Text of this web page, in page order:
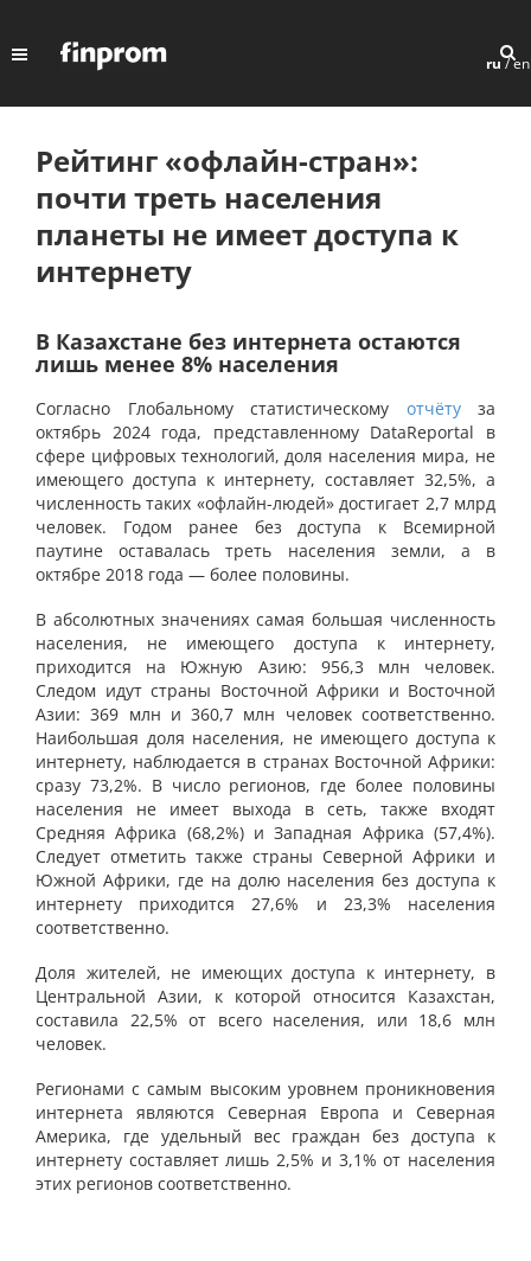
ru/en
Рейтинг «офлайн-стран»:
почти треть населения
планеты не имеет доступа к
интернету
В Казахстане без интернета остаются
лишь менее 8% населения
Согласно Глобальному статистическому отчётуза
октябрь 2024 года, представленному DataReportal в
сфере цифровых технологий, доля населения мира, не
имеющего доступа к интернету, составляет 32,5%, а
численность таких «офлайн-людей» достигает 2,7 млрд
человек. Годом ранее без доступа к Всемирной
паутине оставалась треть населения земли, а в
октябре 2018 года — более половины.
В абсолютных значениях самая большая численность
населения, не имеющего доступа к интернету,
приходится на Южную Азию: 956,3 млн человек.
Следом идут страны Восточной Африки и Восточной
Азии: 369 млн и 360,7 млн человек соответственно.
Наибольшая доля населения, не имеющего доступа к
интернету, наблюдается в странах Восточной Африки:
сразу 73,2%. В число регионов, где более половины
населения не имеет выхода в сеть, также входят
Средняя Африка (68,2%) и Западная Африка (57,4%).
Следует отметить также страны Северной Африки и
Южной Африки, где на долю населения без доступа к
интернету приходится 27,6% и 23,3% населения
соответственно.
Доля жителей, не имеющих доступа к интернету, в
Центральной Азии, к которой относится Казахстан,
составила 22,5% от всего населения, или 18,6 млн
человек.
Регионами с самым высоким уровнем проникновения
интернета являются Северная Европа и Северная
Америка, где удельный вес граждан без доступа к
интернету составляет лишь 2,5% и 3,1% от населения
этих регионов соответственно.